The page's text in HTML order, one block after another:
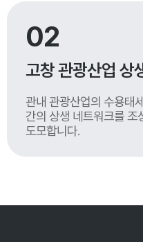
02
고창 관광산업 상
관내 관광산업의 수용태
간의 상생 네트워크를 조
도모합니다.